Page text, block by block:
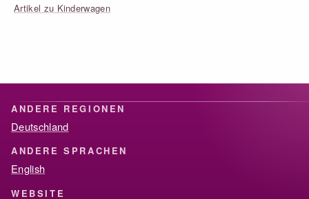
Artikel zu Kinderwagen
ANDERE REGIONEN
Deutschland
ANDERE SPRACHEN
English
WEBSITE